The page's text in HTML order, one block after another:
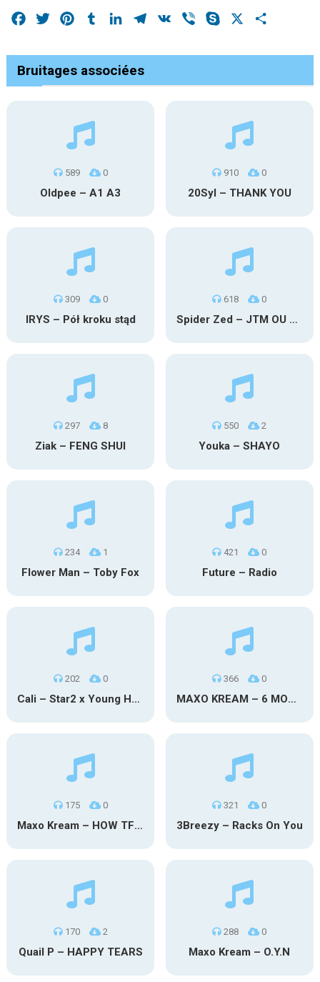
Facebook
Twitter PinterestTumblrLinkedInTelegram
VK Viber Skype
Bruitages associées
589 0
Oldpee – A1 A3
910 0
20Syl – THANK YOU
309 0
IRYS – Pół kroku stąd
618 0
Spider Zed – JTM OU TG
297 8
Ziak – FENG SHUI
550 2
Youka – SHAYO
234 1
Flower Man – Toby Fox
421 0
Future – Radio
202 0
Cali – Star2 x Young Henny
366 0
MAXO KREAM – 6 MONTHS CLEAN
175 0
Maxo Kream – HOW TF I’M LUCKY
321 0
3Breezy – Racks On You
170 2
Quail P – HAPPY TEARS
288 0
Maxo Kream – O.Y.N